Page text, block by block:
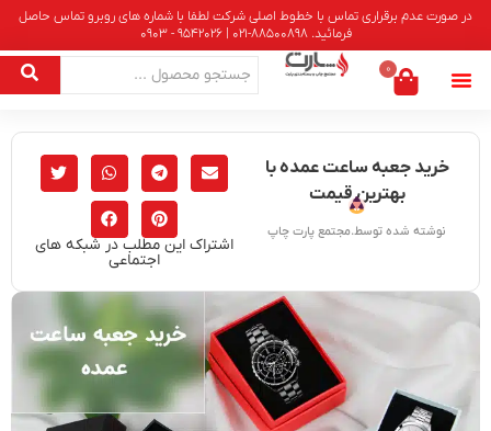
در صورت عدم برقراری تماس با خطوط اصلی شرکت لطفا با شماره های روبرو تماس حاصل
فرمائید. 88500898-021 | 9542026 - 0903
0
خرید جعبه ساعت عمده با
بهترین قیمت
نوشته شده توسط.مجتمع پارت چاپ
اشتراک این مطلب در شبکه های
اجتماعی